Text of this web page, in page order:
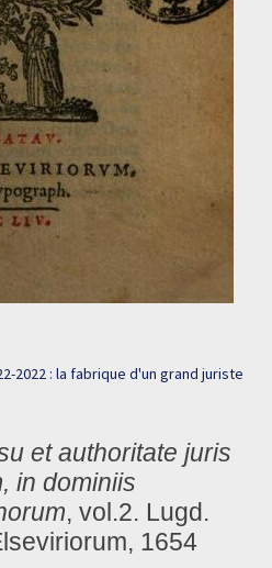
2022 : la fabrique d'un grand juriste
et authoritate juris
in dominiis
, vol.2. Lugd.
1654